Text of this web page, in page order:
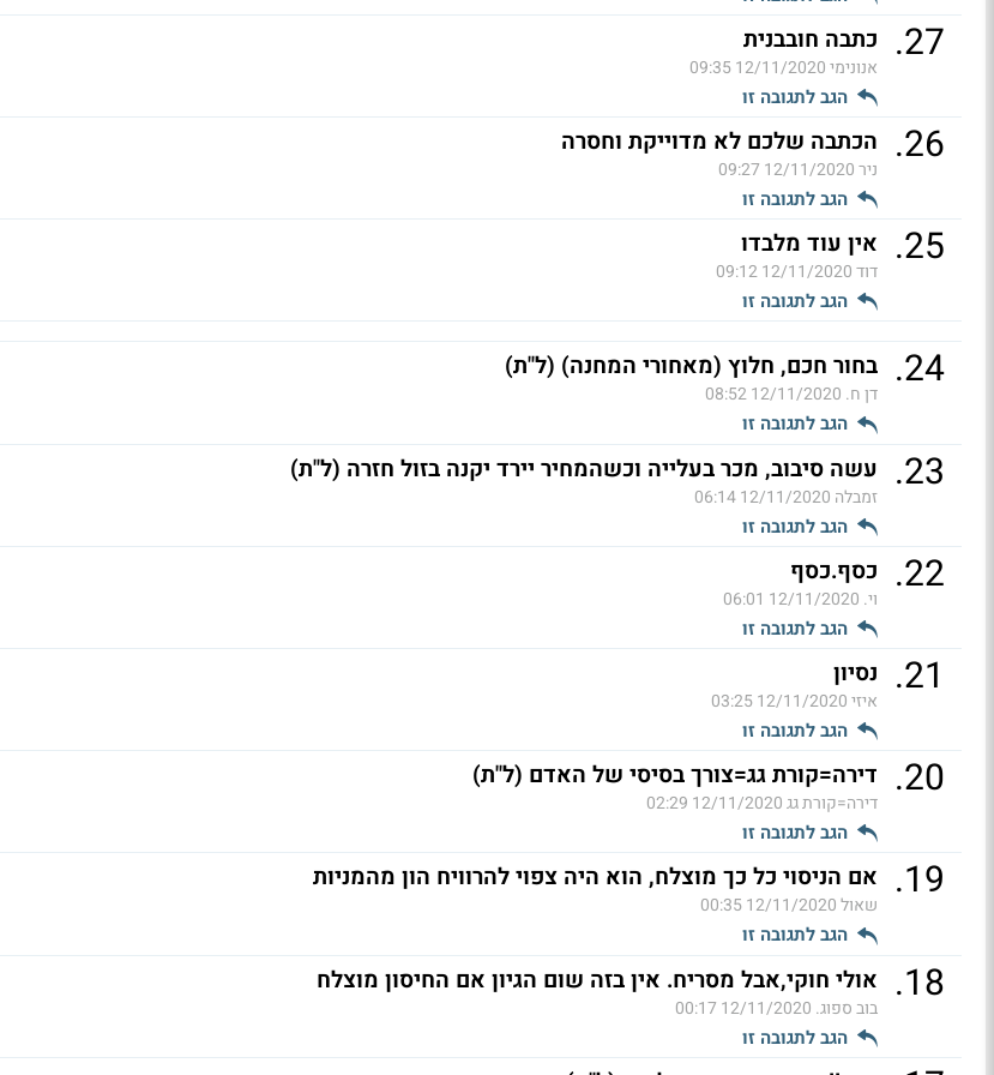
27
. כתבה חובבנית
אנונימי12/11/2020 09:35
הגב לתגובה זו
26
. הכתבה שלכם לא מדוייקת וחסרה
ניר12/11/2020 09:27
הגב לתגובה זו
25
. אין עוד מלבדו
דוד12/11/2020 09:12
הגב לתגובה זו
24
. בחור חכם, חלוץ (מאחורי המחנה) (ל"ת)
דן ח. 12/11/2020 08:52
הגב לתגובה זו
23
. עשה סיבוב, מכר בעלייה וכשהמחיר יירד יקנה בזול חזרה (ל"ת)
זמבלה 12/11/2020 06:14
הגב לתגובה זו
22
. כסף.כסף
וי. 12/11/2020 06:01
הגב לתגובה זו
21
. נסיון
איזי12/11/2020 03:25
הגב לתגובה זו
20
. דירה=קורת גג=צורך בסיסי של האדם (ל"ת)
דירה=קורת גג12/11/2020 02:29
הגב לתגובה זו
19
. אם הניסוי כל כך מוצלח, הוא היה צפוי להרוויח הון מהמניות
שאול12/11/2020 00:35
הגב לתגובה זו
18
. אולי חוקי,אבל מסריח. אין בזה שום הגיון אם החיסון מוצלח
בוב ספוג. 12/11/2020 00:17
הגב לתגובה זו